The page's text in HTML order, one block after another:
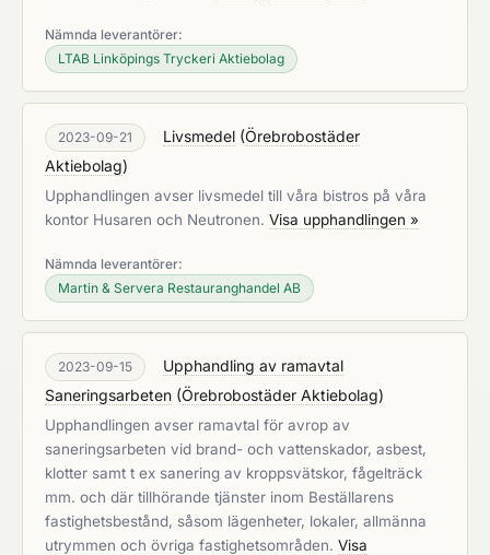
Nämnda leverantörer:
LTAB Linköpings Tryckeri Aktiebolag
2023-09-21 Livsmedel (Örebrobostäder
Aktiebolag)
Upphandlingen avser livsmedel till våra bistros på våra
kontor Husaren och Neutronen. Visa upphandlingen »
Nämnda leverantörer:
Martin & Servera Restauranghandel AB
2023-09-15
Upphandling av ramavtal
Saneringsarbeten (Örebrobostäder Aktiebolag)
Upphandlingen avser ramavtal för avrop av
saneringsarbeten vid brand- och vattenskador, asbest,
klotter samt t ex sanering av kroppsvätskor, fågelträck
mm. och där tillhörande tjänster inom Beställarens
fastighetsbestånd, såsom lägenheter, lokaler, allmänna
utrymmen och övriga fastighetsområden. Visa